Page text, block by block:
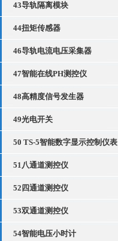
43导轨隔离模块
44扭矩传感器
46导轨电流电压采集器
47智能在线PH测控仪
48高精度信号发生器
49光电开关
50 TS-5智能数字显示控制仪表
51八通道测控仪
52四通道测控仪
53双通道测控仪
54智能电压小时计